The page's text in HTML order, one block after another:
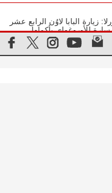
زيارة البابا لاوُن الرابع عشر
للأوروغواي بأكملها
الزيارة الرسولية للبابا لاوُن